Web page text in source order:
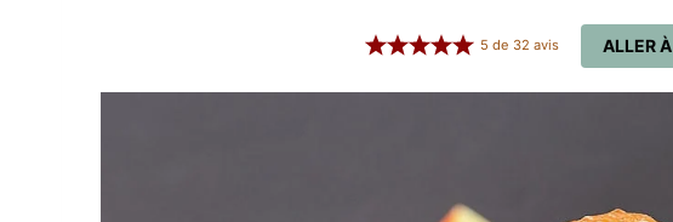
ALLER
5 de 32 avis